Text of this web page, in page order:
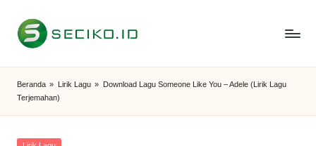
Skip
S
e
c
i
Beranda » Lirik Lagu » Download Lagu Someone Like You – Adele (Lirik Lagu
Terjemahan)
Posted